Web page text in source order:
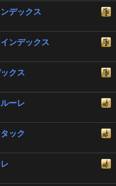
デックス
ンデックス
クス
ーレ
ック